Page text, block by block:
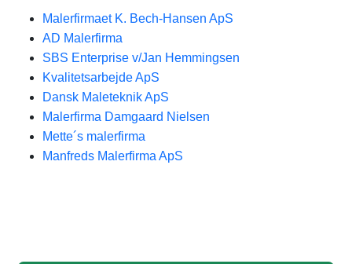
Malerfirmaet K. Bech-Hansen ApS
AD Malerfirma
SBS Enterprise v/Jan Hemmingsen
Kvalitetsarbejde ApS
Dansk Maleteknik ApS
Malerfirma Damgaard Nielsen
Mette´s malerfirma
Manfreds Malerfirma ApS